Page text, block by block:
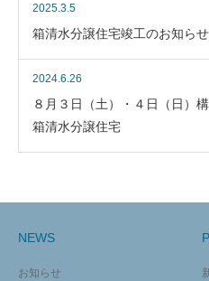
2025.3.5
箱清水分譲住宅竣工のお知らせ
2024.6.26
８月３日（土）・４日（日）
箱清水分譲住宅
NEWS
お知らせ